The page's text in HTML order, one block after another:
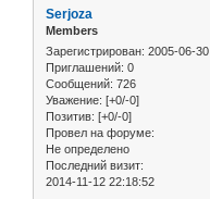
Serjoza
Members
Зарегистрирован: 2005-06-30
Приглашений: 0
Сообщений: 726
Уважение: [+0/-0]
Позитив: [+0/-0]
Провел на форуме:
Не определено
Последний визит:
2014-11-12 22:18:52